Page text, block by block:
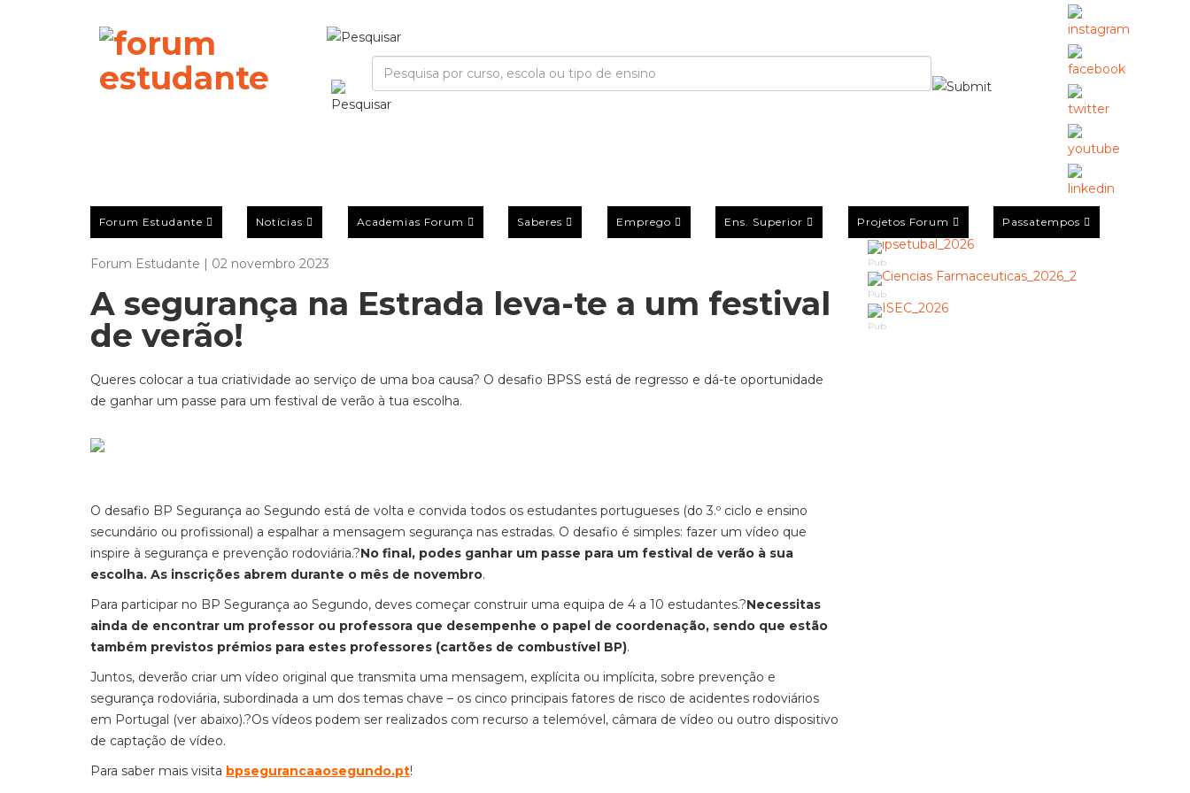
Forum Estudante Notícias Academias Forum Saberes Emprego Ens. Superior Projetos Forum Passatempos
Forum Estudante | 02 novembro 2023
A segurança na Estrada leva-te a um festival
de verão!
Queres colocar a tua criatividade ao serviço de uma boa causa? O desafio BPSS está de regresso e dá-te oportunidade
de ganhar um passe para um festival de verão à tua escolha.
O desafio BP Segurança ao Segundo está de volta e convida todos os estudantes portugueses (do 3.º ciclo e ensino
secundário ou profissional) a espalhar a mensagem segurança nas estradas. O desafio é simples: fazer um vídeo que
inspire à segurança e prevenção rodoviária.?No final, podes ganhar um passe para um festival de verão à sua
escolha. As inscrições abrem durante o mês de novembro.
Para participar no BP Segurança ao Segundo, deves começar construir uma equipa de 4 a 10 estudantes.?Necessitas
ainda de encontrar um professor ou professora que desempenhe o papel de coordenação, sendo que estão
também previstos prémios para estes professores (cartões de combustível BP).
Juntos, deverão criar um vídeo original que transmita uma mensagem, explícita ou implícita, sobre prevenção e
segurança rodoviária, subordinada a um dos temas chave – os cinco principais fatores de risco de acidentes rodoviários
em Portugal (ver abaixo).?Os vídeos podem ser realizados com recurso a telemóvel, câmara de vídeo ou outro dispositivo
de captação de vídeo.
Para saber mais visita bpsegurancaaosegundo.pt!
Pub
Pub
Pub